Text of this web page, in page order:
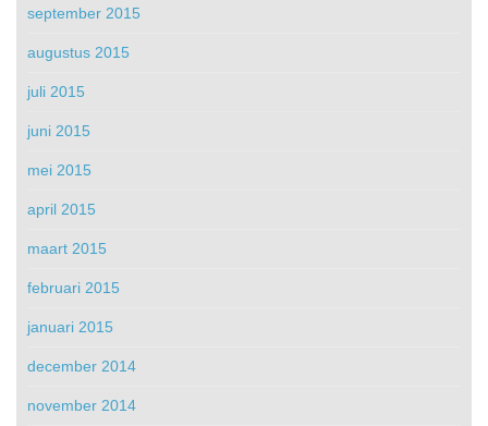
september 2015
augustus 2015
juli 2015
juni 2015
mei 2015
april 2015
maart 2015
februari 2015
januari 2015
december 2014
november 2014